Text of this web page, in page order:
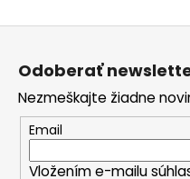
Z
Odoberať
Nezmeškajte žiadne
Email
Vložením e-mailu